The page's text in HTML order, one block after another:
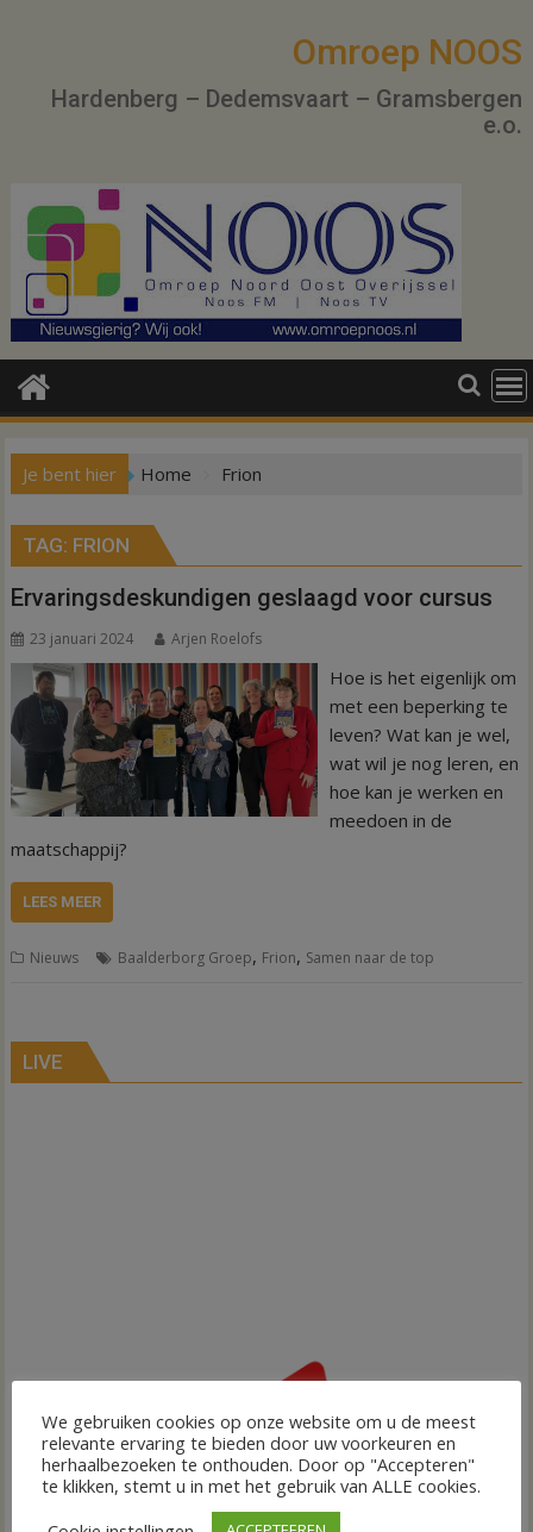
Omroep NOOS
Hardenberg – Dedemsvaart – Gramsbergen
e.o.
Je bent hier Home Frion
TAG: FRION
Ervaringsdeskundigen geslaagd voor cursus
23 januari 2024 Arjen Roelofs
Hoe is het eigenlijk om
met een beperking te
leven? Wat kan je wel,
wat wil je nog leren, en
hoe kan je werken en
meedoen in de
maatschappij?
LEES MEER
Nieuws Baalderborg Groep, Frion, Samen naar de top
LIVE
We gebruiken cookies op onze website om u de meest
relevante ervaring te bieden door uw voorkeuren en
herhaalbezoeken te onthouden. Door op "Accepteren"
te klikken, stemt u in met het gebruik van ALLE cookies.